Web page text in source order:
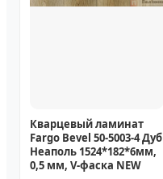
Кварцевый ламинат
Fargo Bevel 50-5003-4 Дуб
Неаполь 1524*182*6мм,
0,5 мм, V-фаска NEW